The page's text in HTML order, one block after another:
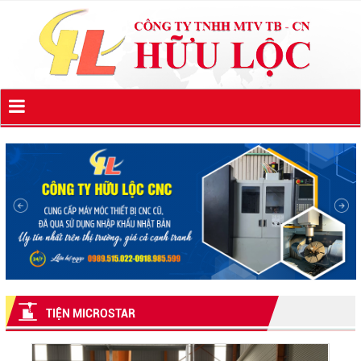
TIỆN MICROSTAR